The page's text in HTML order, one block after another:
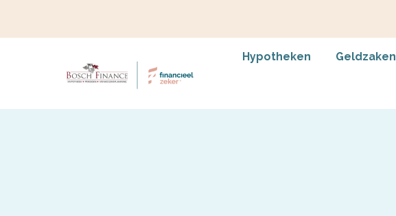
Hypotheken Geldzaken